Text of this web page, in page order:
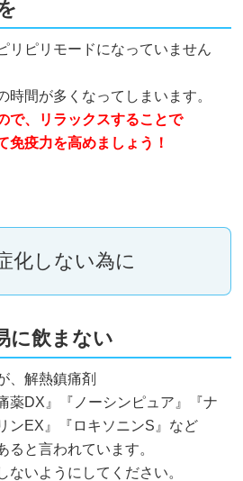
リピリモードになっていません
時間が多くなってしまいます。
で、リラックスすることで
免疫力を高めましょう！
化しない為に
に飲まない
、解熱鎮痛剤
薬DX』『ノーシンピュア』『ナ
ンEX』『ロキソニンS』など
ると言われています。
ないようにしてください。